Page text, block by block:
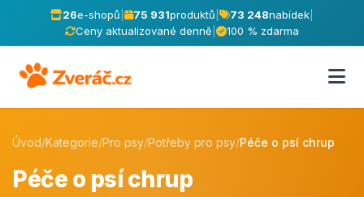
26e-shopů 75 931produktů 73 248nabídek
Ceny aktualizované denně
100 % zdarma
Úvod/Kategorie/Pro psy/Potřeby pro psy/Péče o psí chrup
Péče o psí chrup